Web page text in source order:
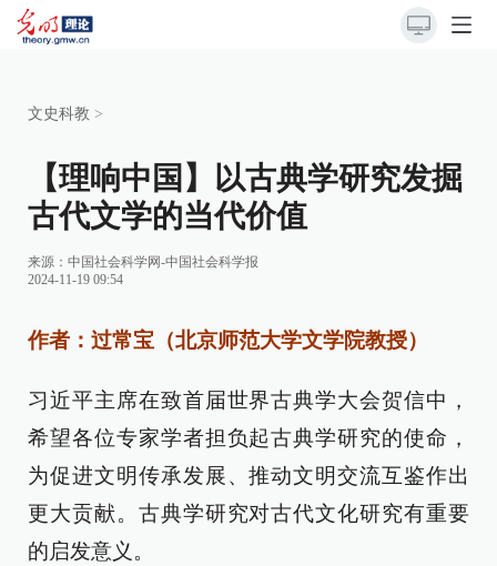
文史科教 >
【理响中国】以古典学研究发掘
古代文学的当代价值
来源： 中国社会科学网-中国社会科学报
2024-11-19 09:54
作者：过常宝（北京师范大学文学院教授）
习近平主席在致首届世界古典学大会贺信中，
希望各位专家学者担负起古典学研究的使命，
为促进文明传承发展、推动文明交流互鉴作出
更大贡献。古典学研究对古代文化研究有重要
的启发意义。